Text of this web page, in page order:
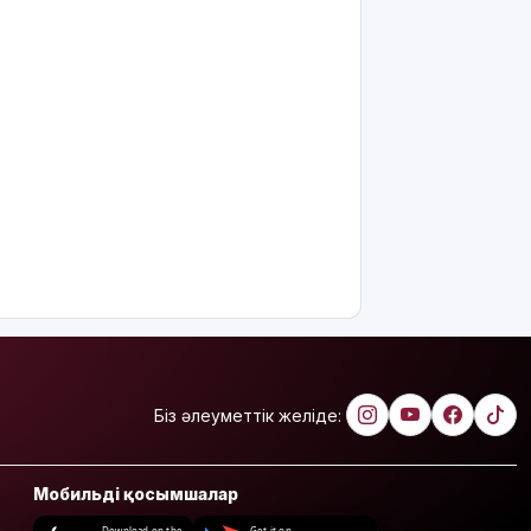
Біз әлеуметтік желіде:
Мобильді қосымшалар